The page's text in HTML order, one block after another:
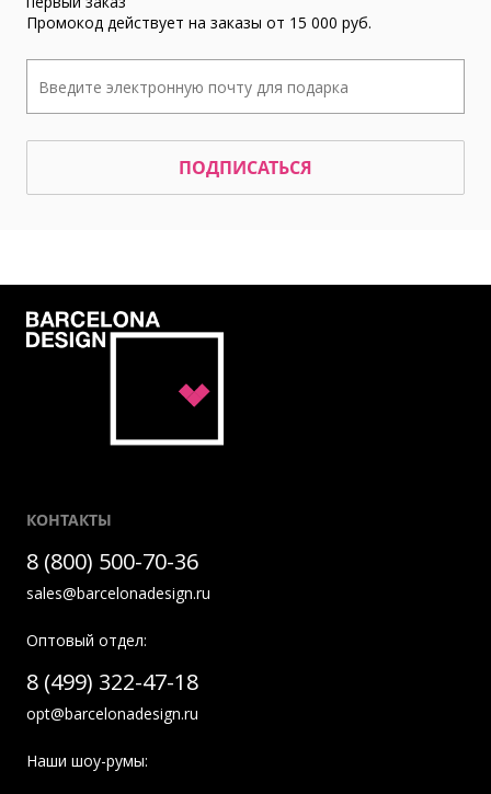
Промокод действует на заказы от 15 000 руб.
ПОДПИСАТЬСЯ
КОНТАКТЫ
8 (800) 500-70-36
sales@barcelonadesign.ru
Оптовый отдел:
8 (499) 322-47-18
opt@barcelonadesign.ru
Наши шоу-румы: